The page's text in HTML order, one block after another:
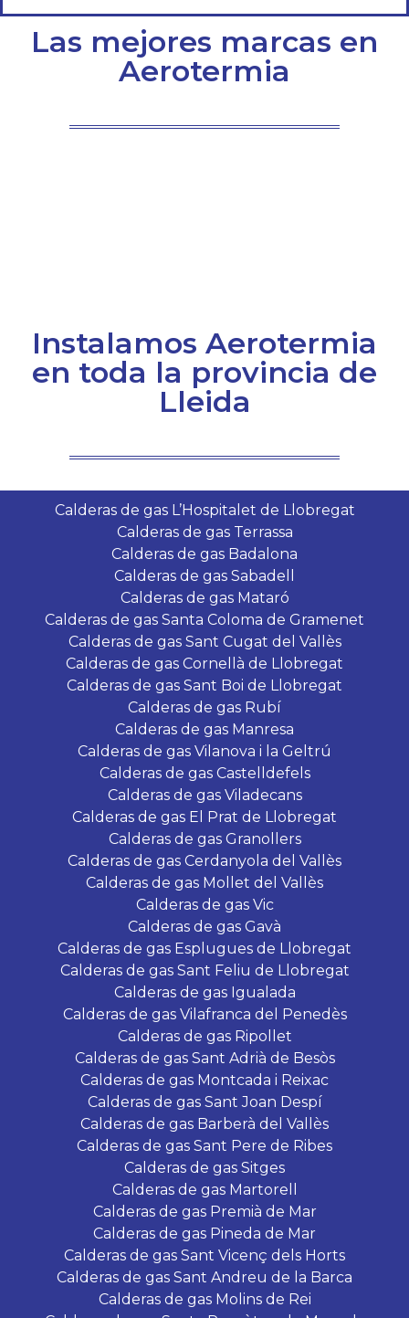
Las mejores marcas en
Aerotermia
Instalamos Aerotermia
en toda la provincia de
Lleida
Calderas de gas L’Hospitalet de Llobregat
Calderas de gas Terrassa
Calderas de gas Badalona
Calderas de gas Sabadell
Calderas de gas Mataró
Calderas de gas Santa Coloma de Gramenet
Calderas de gas Sant Cugat del Vallès
Calderas de gas Cornellà de Llobregat
Calderas de gas Sant Boi de Llobregat
Calderas de gas Rubí
Calderas de gas Manresa
Calderas de gas Vilanova i la Geltrú
Calderas de gas Castelldefels
Calderas de gas Viladecans
Calderas de gas El Prat de Llobregat
Calderas de gas Granollers
Calderas de gas Cerdanyola del Vallès
Calderas de gas Mollet del Vallès
Calderas de gas Vic
Calderas de gas Gavà
Calderas de gas Esplugues de Llobregat
Calderas de gas Sant Feliu de Llobregat
Calderas de gas Igualada
Calderas de gas Vilafranca del Penedès
Calderas de gas Ripollet
Calderas de gas Sant Adrià de Besòs
Calderas de gas Montcada i Reixac
Calderas de gas Sant Joan Despí
Calderas de gas Barberà del Vallès
Calderas de gas Sant Pere de Ribes
Calderas de gas Sitges
Calderas de gas Martorell
Calderas de gas Premià de Mar
Calderas de gas Pineda de Mar
Calderas de gas Sant Vicenç dels Horts
Calderas de gas Sant Andreu de la Barca
Calderas de gas Molins de Rei